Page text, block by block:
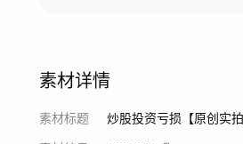
素材详情
素材标题
炒股投资亏损【原创实拍